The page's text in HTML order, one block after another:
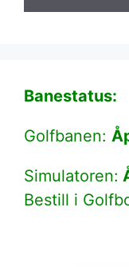
Banestatus:
Golfbanen:
Simulatoren:
Bestill i